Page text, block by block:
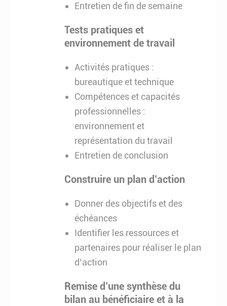
Entretien de fin de semaine
Tests pratiques et
environnement de travail
Activités pratiques :
bureautique et technique
Compétences et capacités
professionnelles :
environnement et
représentation du travail
Entretien de conclusion
Construire un plan d’action
Donner des objectifs et des
échéances
Identifier les ressources et
partenaires pour réaliser le plan
d’action
Remise d’une synthèse du
bilan au bénéficiaire et à la